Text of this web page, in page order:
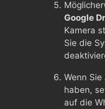
Google
Kamera
Sie die
Wenn
haben,
auf die